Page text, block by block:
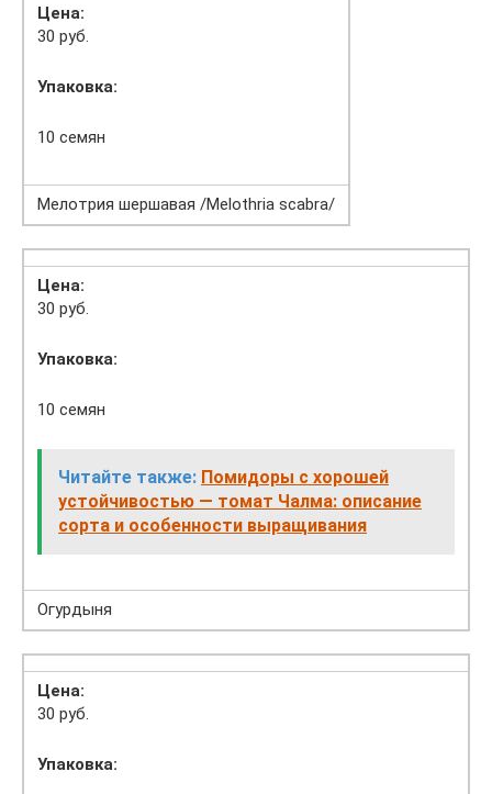
Цена:
30 руб.
Упаковка:
10 семян
Мелотрия шершавая /Melothria scabra/
Цена:
30 руб.
Упаковка:
10 семян
Читайте также: Помидоры с хорошей
устойчивостью — томат Чалма: описание
сорта и особенности выращивания
Огурдыня
Цена:
30 руб.
Упаковка: